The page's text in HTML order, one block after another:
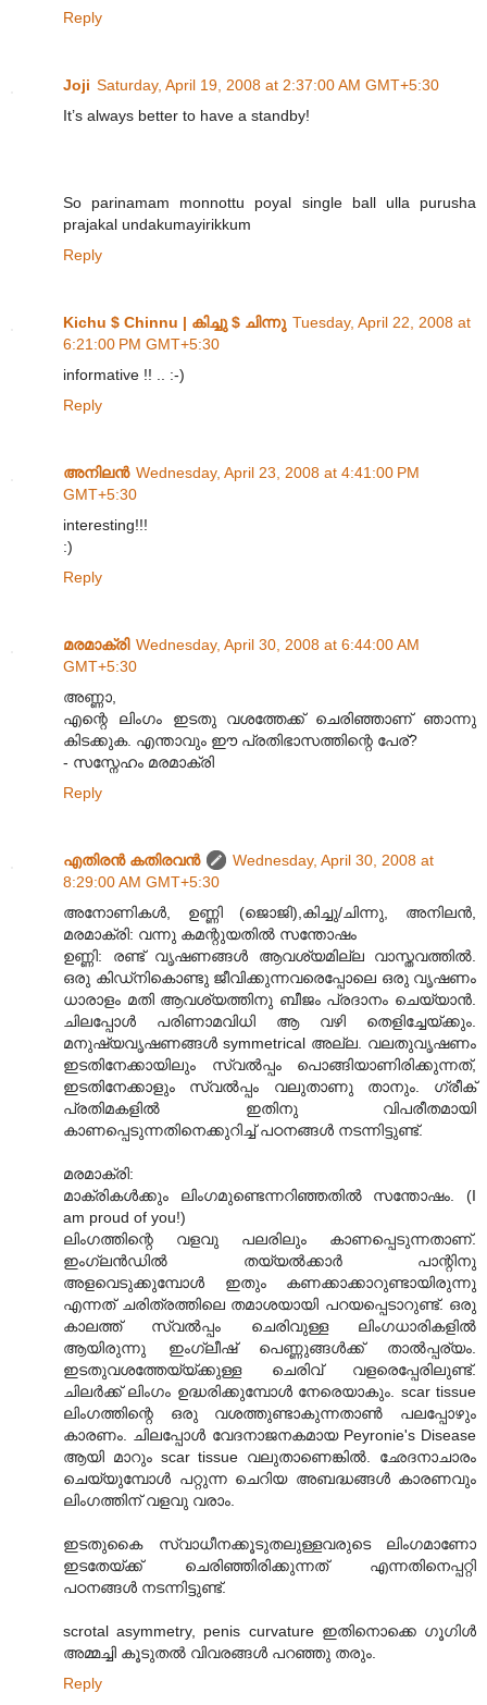
Reply
Joji Saturday, April 19, 2008 at 2:37:00 AM GMT+5:30
It’s always better to have a standby!
So parinamam monnottu poyal single ball ulla purusha
prajakal undakumayirikkum
Reply
Kichu $ Chinnu | കിച്ചു $ ചിന്നു Tuesday, April 22, 2008 at
6:21:00 PM GMT+5:30
informative !! .. :-)
Reply
അനിലൻ Wednesday, April 23, 2008 at 4:41:00 PM
GMT+5:30
interesting!!!
:)
Reply
മരമാക്രി Wednesday, April 30, 2008 at 6:44:00 AM
GMT+5:30
അണ്ണാ,
എന്റെ ലിംഗം ഇടതു വശത്തേക്ക് ചെരിഞ്ഞാണ്‌ ഞാന്നു
കിടക്കുക. എന്താവും ഈ പ്രതിഭാസത്തിന്റെ പേര്?
- സസ്നേഹം മരമാക്രി
Reply
എതിരന്‍ കതിരവന്‍
Wednesday, April 30, 2008 at
8:29:00 AM GMT+5:30
അനോണികള്‍, ഉണ്ണി (ജൊജി),കിച്ചു/ചിന്നു, അനിലന്‍,
മരമാക്രി: വന്നു കമന്റുയതില്‍ സന്തോഷം
ഉണ്ണി: രണ്ട് വൃഷണങ്ങള്‍ ആവശ്യമില്ല വാസ്തവത്തില്‍.
ഒരു കിഡ്നികൊണ്ടു ജീവിക്കുന്നവരെപ്പോലെ ഒരു വൃഷണം
ധാരാളം മതി ആവശ്യത്തിനു ബീജം പ്രദാനം ചെയ്യാന്‍.
ചിലപ്പോള്‍ പരിണാമവിധി ആ വഴി തെളിച്ചേയ്ക്കും.
മനുഷ്യവൃഷണങ്ങള്‍ symmetrical അല്ല. വലതുവൃഷണം
ഇടതിനേക്കായിലും സ്വല്‍പ്പം പൊങ്ങിയാണിരിക്കുന്നത്,
ഇടതിനേക്കാളും സ്വല്‍പ്പം വലുതാണു താനും. ഗ്രീക്
പ്രതിമകളില്‍ ഇതിനു വിപരീതമായി
കാണപ്പെടുന്നതിനെക്കുറിച്ച് പഠനങ്ങള്‍ നടന്നിട്ടുണ്ട്.
മരമാക്രി:
മാക്രികള്‍ക്കും ലിംഗമുണ്ടെന്നറിഞ്ഞതില്‍ സന്തോഷം. (I
am proud of you!)
ലിംഗത്തിന്റെ വളവു പലരിലും കാണപ്പെടുന്നതാണ്.
ഇംഗ്ലന്‍ഡില്‍ തയ്യല്‍ക്കാര്‍ പാന്റിനു
അളവെടുക്കുമ്പോള്‍ ഇതും കണക്കാക്കാറുണ്ടായിരുന്നു
എന്നത് ചരിത്രത്തിലെ തമാശയായി പറയപ്പെടാറുണ്ട്. ഒരു
കാലത്ത് സ്വല്‍പ്പം ചെരിവുള്ള ലിംഗധാരികളില്‍
ആയിരുന്നു ഇംഗ്ലീഷ് പെണ്ണുങ്ങള്‍ക്ക് താല്‍പ്പര്യം.
ഇടതുവശത്തേയ്യ്ക്കുള്ള ചെരിവ് വളരെപ്പേരിലുണ്ട്.
ചിലര്‍ക്ക് ലിംഗം ഉദ്ധരിക്കുമ്പോള്‍ നേരെയാകും. scar tissue
ലിംഗത്തിന്റെ ഒരു വശത്തുണ്ടാകുന്നതാ‍ണ്‍ പലപ്പോഴും
കാരണം. ചിലപ്പോള്‍ വേദനാജനകമായ Peyronie's Disease
ആയി മാറും scar tissue വലുതാണെങ്കില്‍. ഛേദനാചാരം
ചെയ്യുമ്പോള്‍ പറ്റുന്ന ചെറിയ അബദ്ധങ്ങള്‍ കാരണവും
ലിംഗത്തിന് വളവു വരാം.
ഇടതുകൈ സ്വാധീനക്കൂടുതലുള്ളവരുടെ ലിംഗമാണോ
ഇടതേയ്ക്ക് ചെരിഞ്ഞിരിക്കുന്നത് എന്നതിനെപ്പറ്റി
പഠനങ്ങള്‍ നടന്നിട്ടുണ്ട്.
scrotal asymmetry, penis curvature ഇതിനൊക്കെ ഗൂഗിള്‍
അമ്മച്ചി കൂടുതല്‍ വിവരങ്ങള്‍ പറഞ്ഞു തരും.
Reply